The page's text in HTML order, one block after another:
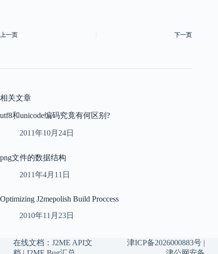
上一页 下一页
相关文章
utf8和unicode编码究竟有何区别?
2011年10月24日
png文件的数据结构
2011年4月11日
Optimizing J2mepolish Build Proccess
2010年11月23日
在线文档： J2ME API文
津ICP备2026000883号 |